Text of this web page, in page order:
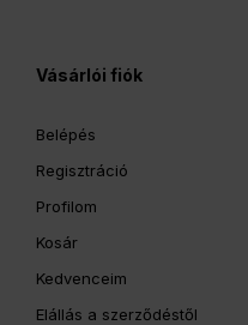
Vásárlói fiók
Belépés
Regisztráció
Profilom
Kosár
Kedvenceim
Elállás a szerződéstől